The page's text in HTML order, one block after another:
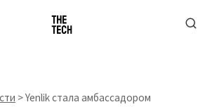
>Yenlik стала амбассадором